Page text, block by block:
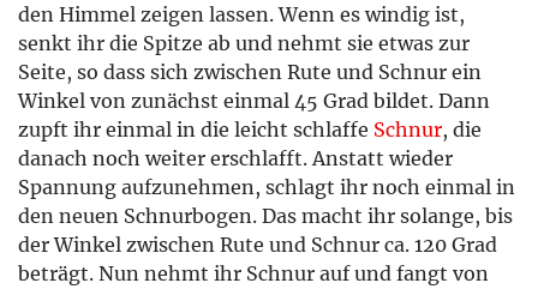
den Himmel zeigen lassen. Wenn es windig ist,
senkt ihr die Spitze ab und nehmt sie etwas zur
Seite, so dass sich zwischen Rute und Schnur ein
Winkel von zunächst einmal 45 Grad bildet. Dann
zupft ihr einmal in die leicht schlaffe Schnur, die
danach noch weiter erschlafft. Anstatt wieder
Spannung aufzunehmen, schlagt ihr noch einmal in
den neuen Schnurbogen. Das macht ihr solange, bis
der Winkel zwischen Rute und Schnur ca. 120 Grad
beträgt. Nun nehmt ihr Schnur auf und fangt von